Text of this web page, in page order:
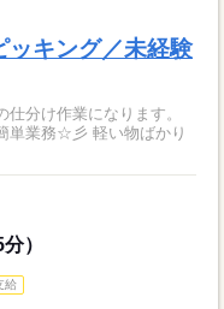
ッキング／未経験
分け作業になります。
軽い物ばかり
）
給